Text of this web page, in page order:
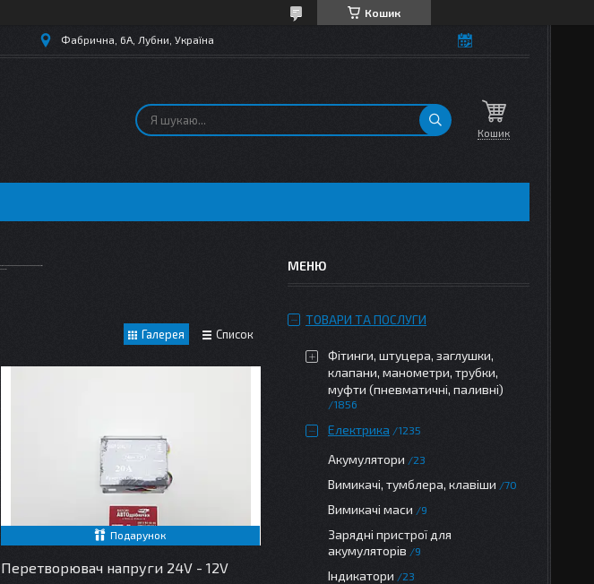
Кошик
Фабрична, 6А, Лубни, Україна
Кошик
Галерея Список
Подарунок
Перетворювач напруги 24V - 12V
ТОВАРИ ТА ПОСЛУГИ
Фітинги, штуцера, заглушки,
клапани, манометри, трубки,
муфти (пневматичні, паливні)
1856
Електрика 1235
Акумулятори 23
Вимикачі, тумблера, клавіши 70
Вимикачі маси 9
Зарядні пристрої для
акумуляторів
9
Індикатори 23